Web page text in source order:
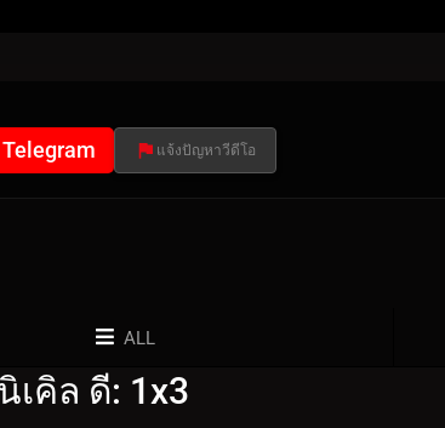
แจ้งปัญหาวีดีโอ
ALL
เคิล ดี: 1x3